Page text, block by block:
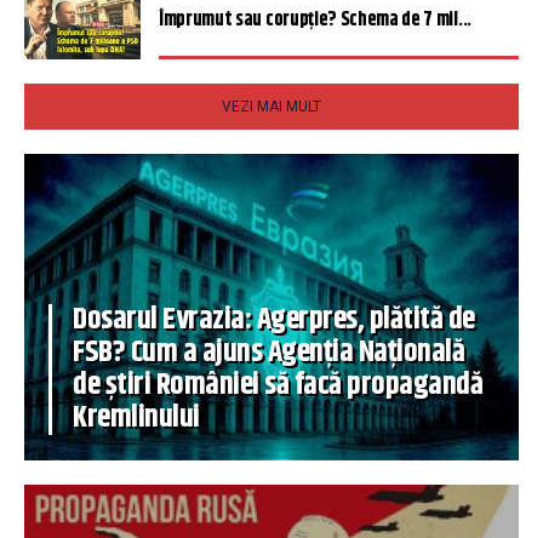
Împrumut sau corupție? Schema de 7 mil...
VEZI MAI MULT
Dosarul Evrazia: Agerpres, plătită de
FSB? Cum a ajuns Agenția Națională
de știri României să facă propagandă
Kremlinului